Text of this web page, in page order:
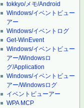
tokkyo/メモ/Android
Windows/イベントビュー
アー
Windows/イベントログ
Get-WinEvent
Windows/イベントビュー
アー/Windowsロ
グ/Application
Windows/イベントビュー
アー/Windowsログ
イベントビューアー
WPA MCP